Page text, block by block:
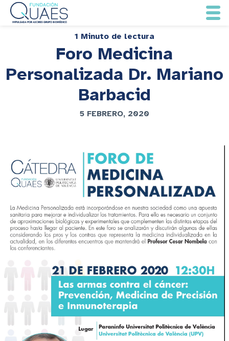
1 Minuto de lectura
Foro Medicina
Personalizada Dr. Mariano
Barbacid
5 FEBRERO, 2020